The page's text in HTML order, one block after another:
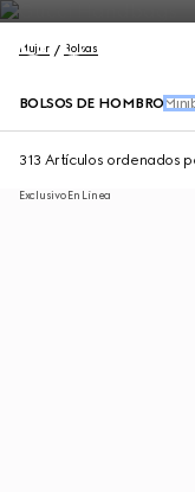
Mujer Bolsas
BOLSOS DE HOMBRO
313 Artículos ordenados
Exclusivo En Línea